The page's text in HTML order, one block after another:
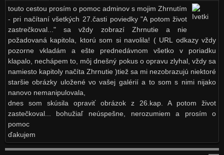
touto cestou prosím o pomoc adminov s mojim Zhrnutím
- pri načítaní všetkých 27.časti poviedky "A potom život
zastrečkoval..." sa vždy zobrazí Zhrnutie a nie
požadovaná kapitola, ktorú som si navolila! ( URL odkazy vždy
pozorne vkladám a ešte prednedávnom všetko v poriadku
klapalo, nechápem to, môj dnešný pokus o opravu zlyhal, vždy sa
namiesto kapitoly načíta Zhrnutie )tiež sa mi nezobrazujú niektoré
staršie obrázky uložené vo vašej galérií a to som s nimi nijako
nanovo nemanipulovala,
dnes som skúsila opraviť obrázok z 26.kap. A potom život
zastečkoval... bohužiaľ neúspešne, nerozumiem a prosím o
pomoc
ďakujem